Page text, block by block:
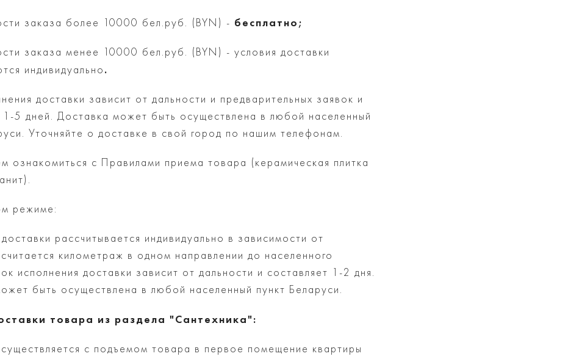
заказа более 10000 бел.руб. (BYN) - бесплатно;
заказа менее 10000 бел.руб. (BYN) - условия доставки
индивидуально.
доставки зависит от дальности и предварительных заявок и
1-5 дней. Доставка может быть осуществлена в любой населенный
Уточняйте о доставке в свой город по нашим телефонам.
ознакомиться с Правилами приема товара (керамическая плитка
режиме:
рассчитывается индивидуально в зависимости от
километраж в одном направлении до населенного
исполнения доставки зависит от дальности и составляет 1-2 дня.
быть осуществлена в любой населенный пункт Беларуси.
товара из раздела "Сантехника":
с подъемом товара в первое помещение квартиры